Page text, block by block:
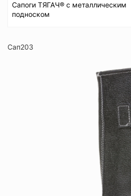
Сапоги ТЯГАЧ® с металлическим
подноском
Сап203